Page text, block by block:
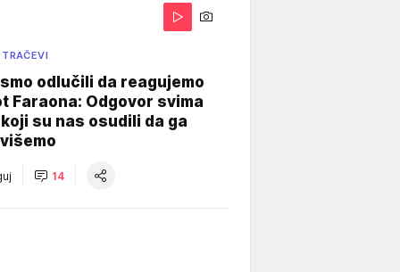
odlučili da reagujemo
Faraona: Odgovor svima
su nas osudili da ga
14